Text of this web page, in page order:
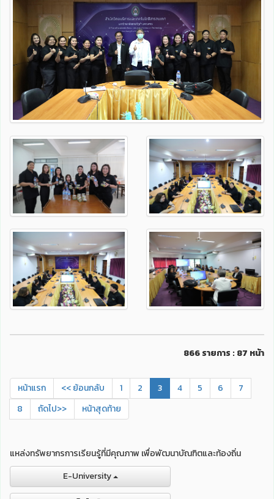
866 รายการ : 87 หน้า
หน้าแรก << ย้อนกลับ 1 2 3 4 5 6
7
8
ถัดไป>> หน้าสุดท้าย
แหล่งทรัพยากรการเรียนรู้ที่มีคุณภาพ เพื่อพัฒนาบัณฑิตและท้องถิ่น
E-University